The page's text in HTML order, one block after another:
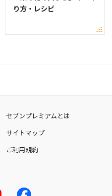
り方・レシピ
セブンプレミアムとは
サイトマップ
ご利用規約